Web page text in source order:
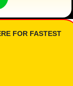
FOR FASTEST